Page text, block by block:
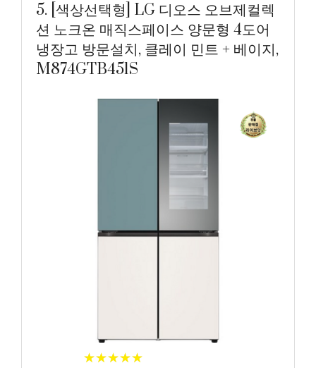
5. [색상선택형] LG 디오스 오브제컬렉
션 노크온 매직스페이스 양문형 4도어
냉장고 방문설치, 클레이 민트 + 베이지,
M874GTB451S
★★★★★
★★★★★